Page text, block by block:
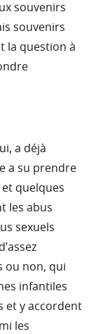
souvenirs
souvenirs
la question à
a déjà
a su prendre
quelques
les abus
sexuels
ou non, qui
infantiles
et y accordent
les